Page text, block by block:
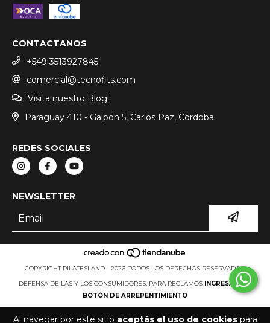
Al navegar por este sitio aceptás el uso de cookiespara
CONTACTANOS
+549 3513927845
comercial@tecnofits.com
Visita nuestro Blog!
Paraguay 410 - Galpón 5, Carlos Paz, Córdoba
REDES SOCIALES
NEWSLETTER
COPYRIGHT PILATESLAND - 2026. TODOS LOS DERECHOS RESERVADOS.
DEFENSA DE LAS Y LOS CONSUMIDORES. PARA RECLAMOS
INGRESÁ ACÁ.
BOTÓN DE ARREPENTIMIENTO